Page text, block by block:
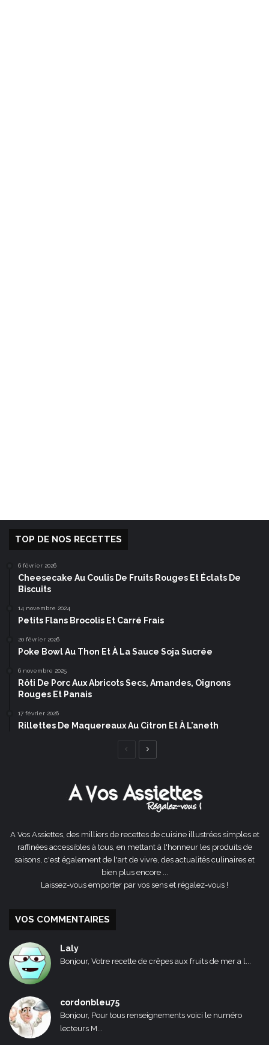
TOP DE NOS RECETTES
6 février 2026
Cheesecake Au Coulis De Fruits Rouges Et Éclats De
Biscuits
14 novembre 2024
Petits Flans Brocolis Et Carré Frais
20 février 2026
Poke Bowl Au Thon Et À La Sauce Soja Sucrée
6 novembre 2025
Rôti De Porc Aux Abricots Secs, Amandes, Oignons
Rouges Et Panais
17 février 2026
Rillettes De Maquereaux Au Citron Et À L’aneth
Page
A Vos Assiettes, des milliers de recettes de cuisine illustrées simples et
raffinées accessibles à tous, en mettant à l'honneur les produits de
saisons, c'est également de l'art de vivre, des actualités culinaires et
bien plus encore ...
Laissez-vous emporter par vos sens et régalez-vous !
VOS COMMENTAIRES
Laly
Bonjour, Votre recette de crêpes aux fruits de mer a l...
cordonbleu75
Bonjour, Pour tous renseignements voici le numéro
lecteurs M...